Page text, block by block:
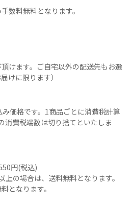
数料無料となります。
けます。ご自宅以外の配送先もお選
けに限ります）
価格です。1商品ごとに消費税計算
消費税端数は切り捨てといたしま
円(税込)
の場合は、送料無料となります。
となります。